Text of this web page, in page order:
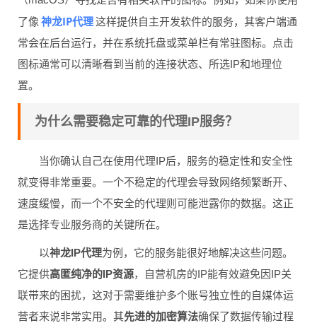
了像 神龙IP代理这样提供自主开发软件的服务，其客户端通
常会在后台运行，并在系统托盘或菜单栏有常驻图标。点击
图标通常可以清晰看到当前的连接状态、所选IP和地理位
置。
为什么需要稳定可靠的代理IP服务？
当你确认自己在使用代理IP后，服务的稳定性和安全性
就变得非常重要。一个不稳定的代理会导致网络频繁断开、
速度缓慢，而一个不安全的代理则可能泄露你的数据。这正
是选择专业服务商的关键所在。
以神龙IP代理为例，它的服务能很好地解决这些问题。
它提供高匿纯净的IP资源，自营机房的IP能有效避免因IP关
联带来的困扰，这对于需要维护多个账号独立性的自媒体运
营者来说非常实用。其先进的加密算法确保了数据传输过程